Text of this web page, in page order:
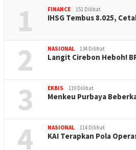
1 FINANCE 151 Dilihat
IHSG Tembus 8.025,
2 NASIONAL 134 Dilihat
Langit Cirebon Heboh!
3 EKBIS 119 Dilihat
Menkeu Purbaya
4 NASIONAL 114 Dilihat
KAI Terapkan Pola